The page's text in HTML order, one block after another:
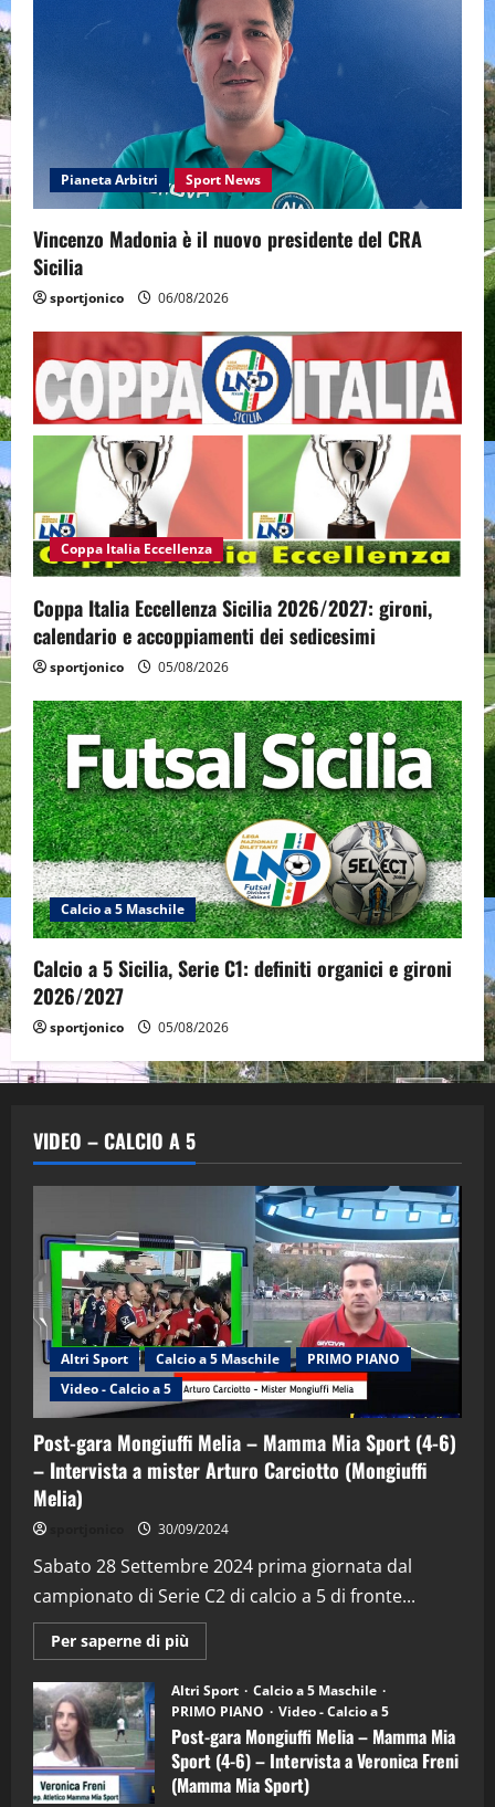
Pianeta Arbitri Sport News
Vincenzo Madonia è il nuovo presidente del CRA
Sicilia
sportjonico 06/08/2026
Coppa Italia Eccellenza
Coppa Italia Eccellenza Sicilia 2026/2027: gironi,
calendario e accoppiamenti dei sedicesimi
sportjonico 05/08/2026
Calcio a 5 Maschile
Calcio a 5 Sicilia, Serie C1: definiti organici e gironi
2026/2027
sportjonico 05/08/2026
VIDEO – CALCIO A 5
Altri Sport Calcio a 5 Maschile
PRIMO PIANO
Video - Calcio a 5
Post-gara Mongiuffi Melia – Mamma Mia Sport (4-6)
– Intervista a mister Arturo Carciotto (Mongiuffi
Melia)
30/09/2024
Sabato 28 Settembre 2024 prima giornata dal
campionato di Serie C2 di calcio a 5 di fronte...
Per saperne di più
informazioni
Post-
gara
Mongiuffi
Melia
–
Mamma
Mia
Sport
Altri Sport
Calcio a 5 Maschile
PRIMO PIANO
Video - Calcio a 5
Post-gara Mongiuffi Melia – Mamma Mia
Sport (4-6) – Intervista a Veronica Freni
(Mamma Mia Sport)
2
“SportEmpire” in Podcast: 29^ Puntata
(Martedi 28 Aprile 2026)
28/04/2026
3
"SportEmpire" in Podcast
“SportEmpire” in Podcast: 28^ Puntata
(Martedi 21 Aprile 2026)
21/04/2026